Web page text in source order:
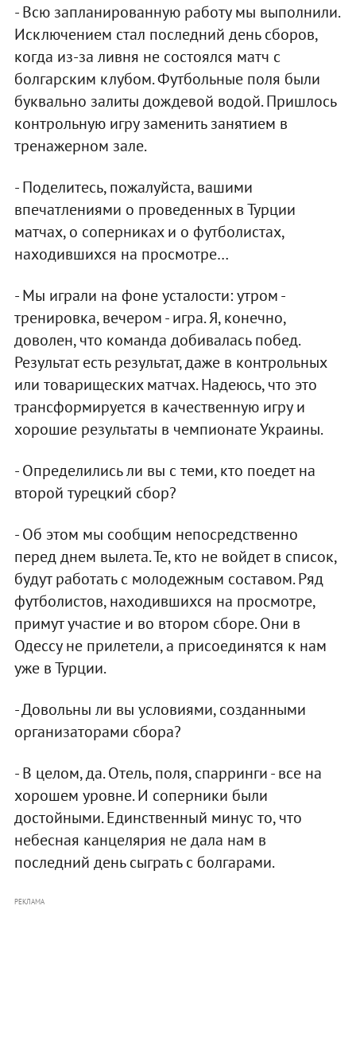
- Всю запланированную работу мы выполнили.
Исключением стал последний день сборов,
когда из-за ливня не состоялся матч с
болгарским клубом. Футбольные поля были
буквально залиты дождевой водой. Пришлось
контрольную игру заменить занятием в
тренажерном зале.
- Поделитесь, пожалуйста, вашими
впечатлениями о проведенных в Турции
матчах, о соперниках и о футболистах,
находившихся на просмотре…
- Мы играли на фоне усталости: утром -
тренировка, вечером - игра. Я, конечно,
доволен, что команда добивалась побед.
Результат есть результат, даже в контрольных
или товарищеских матчах. Надеюсь, что это
трансформируется в качественную игру и
хорошие результаты в чемпионате Украины.
- Определились ли вы с теми, кто поедет на
второй турецкий сбор?
- Об этом мы сообщим непосредственно
перед днем вылета. Те, кто не войдет в список,
будут работать с молодежным составом. Ряд
футболистов, находившихся на просмотре,
примут участие и во втором сборе. Они в
Одессу не прилетели, а присоединятся к нам
уже в Турции.
- Довольны ли вы условиями, созданными
организаторами сбора?
- В целом, да. Отель, поля, спарринги - все на
хорошем уровне. И соперники были
достойными. Единственный минус то, что
небесная канцелярия не дала нам в
последний день сыграть с болгарами.
РЕКЛАМА